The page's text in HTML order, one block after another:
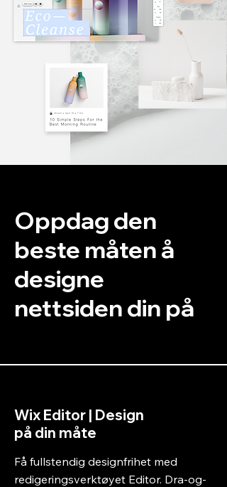
Oppdag den
beste måten å
designe
nettsiden din på
Wix Editor | Design
på din måte
Få fullstendig designfrihet med
redigeringsverktøyet Editor. Dra-og-